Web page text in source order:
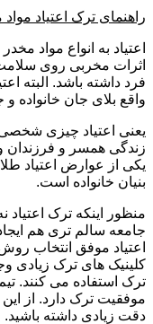
راهنمای ترک اعتیاد
اعتیاد به انواع مواد
اثرات مخربی روی
فرد داشته باشد. البته
واقع بلای جان
یعنی اعتیاد چیزی
زندگی همسر و فرزندان و
یکی از عوارض اعتیاد
بنیان خانواده است.
منظور اینکه ترک اعتیاد
جامعه سالم تری هم
اعتیاد موفق انتخاب
کلینیک های ترک زیادی
ترک استفاده می کنند.
موفقیت ترک دارد. از
دقت زیادی داشته باشید.